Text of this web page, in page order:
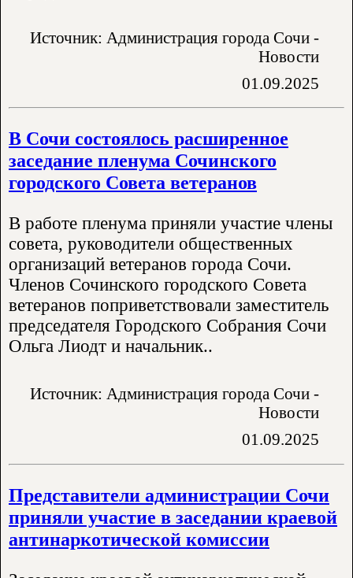
Источник: Администрация города Сочи -
Новости
01.09.2025
В Сочи состоялось расширенное
заседание пленума Сочинского
городского Совета ветеранов
В работе пленума приняли участие члены
совета, руководители общественных
организаций ветеранов города Сочи.
Членов Сочинского городского Совета
ветеранов поприветствовали заместитель
председателя Городского Собрания Сочи
Ольга Лиодт и начальник..
Источник: Администрация города Сочи -
Новости
01.09.2025
Представители администрации Сочи
приняли участие в заседании краевой
антинаркотической комиссии